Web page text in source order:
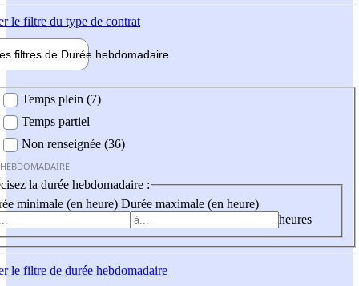
le filtre du type de contrat
filtres de Durée hebdomadaire
Temps plein (7)
Temps partiel
Non renseignée (36)
la durée hebdomadaire :
minimale (en heure) Durée maximale (en heure)
heures
le filtre de durée hebdomadaire